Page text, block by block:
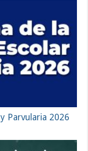
Parvularia 2026